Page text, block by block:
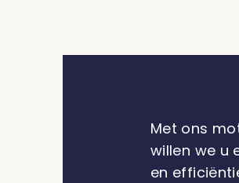
Met ons
willen we u
en